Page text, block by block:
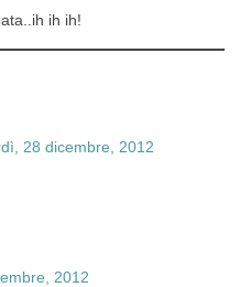
ih ih!
28 dicembre, 2012
2012